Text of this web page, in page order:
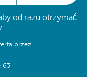
od razu otrzymać
przez
63